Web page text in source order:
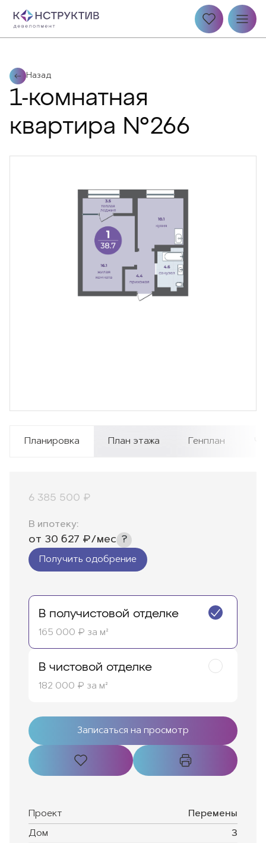
Назад
1-комнатная
квартира №266
Планировка План этажа Генплан
6 385 500 ₽
В ипотеку:
от 30 627 ₽/мес
Получить одобрение
В получистовой отделке
165 000 ₽ за м²
В чистовой отделке
182 000 ₽ за м²
Записаться на просмотр
Проект Перемены
Дом 3